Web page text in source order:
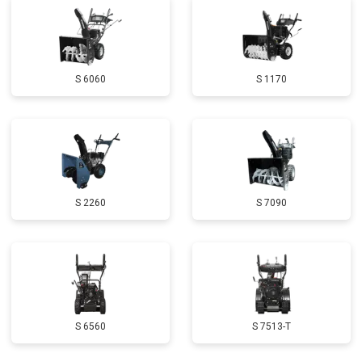
Замена маховика Заказать
Замена шины на колесном диске от 2000 ₽ Заказать
Ремонт электропроводки Заказать
Полное ТО от 4900 ₽ Заказать
Ремонт привода от 3250 ₽
Замена свечей зажигания от 1820 ₽
Демонтаж-монтаж двигателя от 6400 ₽ Заказать
Ремонт сцепления от 3800 ₽ Заказать
S 6060 S 1170
S 2260 S 7090
S 6560 S 7513-T